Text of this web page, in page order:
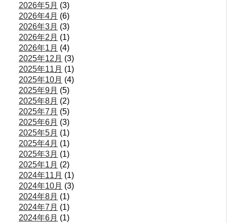
2026年5月 (3)
2026年4月 (6)
2026年3月 (3)
2026年2月 (1)
2026年1月 (4)
2025年12月 (3)
2025年11月 (1)
2025年10月 (4)
2025年9月 (5)
2025年8月 (2)
2025年7月 (5)
2025年6月 (3)
2025年5月 (1)
2025年4月 (1)
2025年3月 (1)
2025年1月 (2)
2024年11月 (1)
2024年10月 (3)
2024年8月 (1)
2024年7月 (1)
2024年6月 (1)